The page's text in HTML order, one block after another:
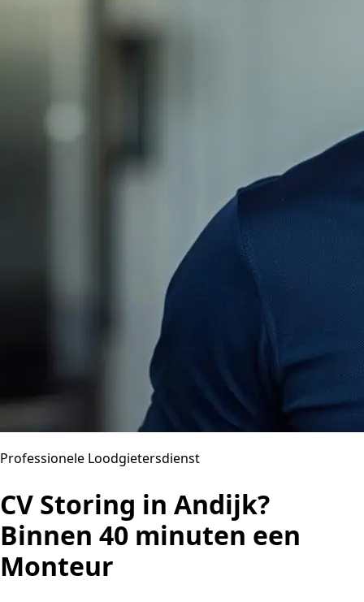
Professionele Loodgietersdienst
CV Storing in Andijk?
Binnen 40 minuten een
Monteur